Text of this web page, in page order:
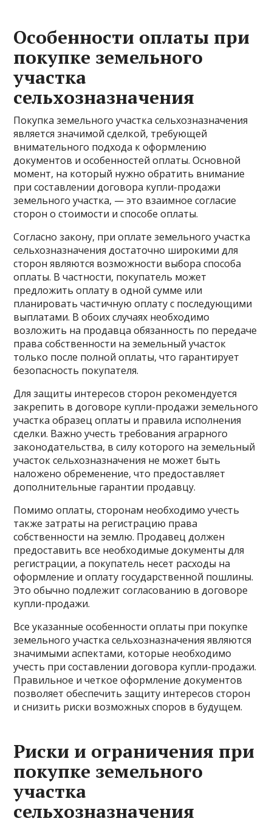
Особенности оплаты при
покупке земельного
участка
сельхозназначения
Покупка земельного участка сельхозназначения
является значимой сделкой, требующей
внимательного подхода к оформлению
документов и особенностей оплаты. Основной
момент, на который нужно обратить внимание
при составлении договора купли-продажи
земельного участка, — это взаимное согласие
сторон о стоимости и способе оплаты.
Согласно закону, при оплате земельного участка
сельхозназначения достаточно широкими для
сторон являются возможности выбора способа
оплаты. В частности, покупатель может
предложить оплату в одной сумме или
планировать частичную оплату с последующими
выплатами. В обоих случаях необходимо
возложить на продавца обязанность по передаче
права собственности на земельный участок
только после полной оплаты, что гарантирует
безопасность покупателя.
Для защиты интересов сторон рекомендуется
закрепить в договоре купли-продажи земельного
участка образец оплаты и правила исполнения
сделки. Важно учесть требования аграрного
законодательства, в силу которого на земельный
участок сельхозназначения не может быть
наложено обременение, что предоставляет
дополнительные гарантии продавцу.
Помимо оплаты, сторонам необходимо учесть
также затраты на регистрацию права
собственности на землю. Продавец должен
предоставить все необходимые документы для
регистрации, а покупатель несет расходы на
оформление и оплату государственной пошлины.
Это обычно подлежит согласованию в договоре
купли-продажи.
Все указанные особенности оплаты при покупке
земельного участка сельхозназначения являются
значимыми аспектами, которые необходимо
учесть при составлении договора купли-продажи.
Правильное и четкое оформление документов
позволяет обеспечить защиту интересов сторон
и снизить риски возможных споров в будущем.
Риски и ограничения при
покупке земельного
участка
сельхозназначения